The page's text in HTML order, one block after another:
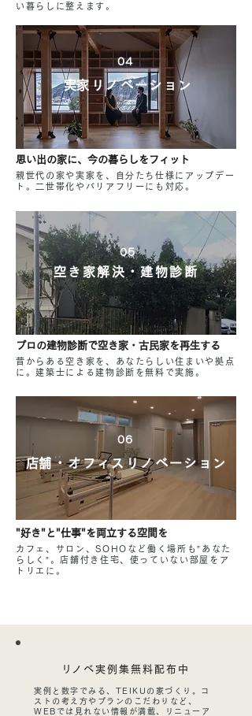
い暮らしに整えます。
04
​実家リノベーション
思い出の家に、今の暮らしをフィット
親世代の家や実家を、自分たち仕様にアップデー
ト。二世帯化やバリアフリーにも対応。
05
空き家解決・建物診断
プロの建物診断で空き家・古民家を再生する
昔からある空き家を、あなたらしい住まいや拠点
に。​建築士による建物診断を無料で実施。
06
​店舗・オフィスリノベーション
"好き"と"仕事"を両立する空間を
カフェ、サロン、SOHOなど働く場所も”あなた
らしく”。店舗付き住宅、使っていない部屋をア
トリエに。
​リノベ実例集無料配布中
実例と数字でみる、TEIKUの家づくり。コ
ストの考え方やプランのこだわりなど、
WEBでは見れない情報が満載、リニューア